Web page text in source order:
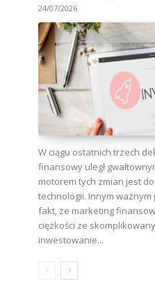
24/07/2026
W ciągu ostatnich trzech
finansowy uległ
motorem tych zmian jest
technologii. Innym
fakt, że marketing
ciężkości ze
inwestowanie...